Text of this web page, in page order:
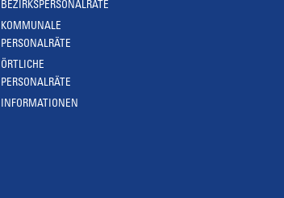
BEZIRKSPERSONALRÄTE
KOMMUNALE
PERSONALRÄTE
ÖRTLICHE
PERSONALRÄTE
INFORMATIONEN